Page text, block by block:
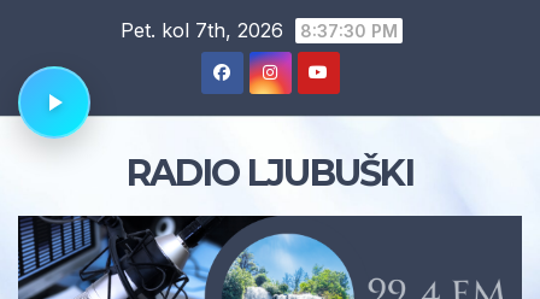
content
Pet. kol 7th, 2026 8:37:31 PM
RADIO LJUBUŠKI